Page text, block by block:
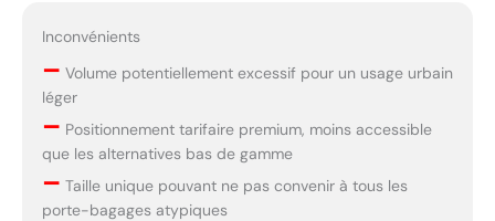
Inconvénients
– Volume potentiellement excessif pour un usage urbain
léger
– Positionnement tarifaire premium, moins accessible
que les alternatives bas de gamme
– Taille unique pouvant ne pas convenir à tous les
porte-bagages atypiques